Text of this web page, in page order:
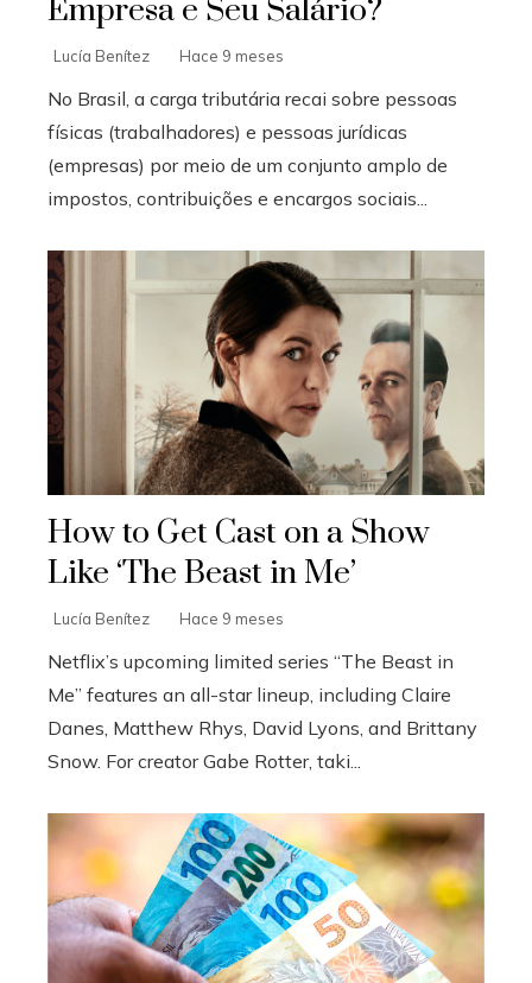
Empresa e Seu Salário?
Lucía Benítez Hace 9 meses
No Brasil, a carga tributária recai sobre pessoas
físicas (trabalhadores) e pessoas jurídicas
(empresas) por meio de um conjunto amplo de
impostos, contribuições e encargos sociais...
How to Get Cast on a Show
Like ‘The Beast in Me’
Lucía Benítez Hace 9 meses
Netflix’s upcoming limited series “The Beast in
Me” features an all-star lineup, including Claire
Danes, Matthew Rhys, David Lyons, and Brittany
Snow. For creator Gabe Rotter, taki...